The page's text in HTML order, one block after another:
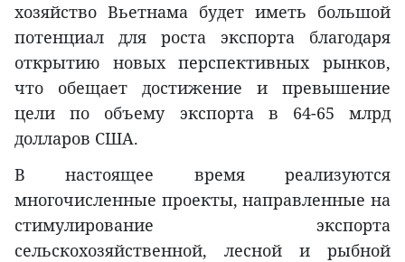
хозяйство Вьетнама будет иметь большой
потенциал для роста экспорта благодаря
открытию новых перспективных рынков,
что обещает достижение и превышение
цели по объему экспорта в 64-65 млрд
долларов США.
В настоящее время реализуются
многочисленные проекты, направленные на
стимулирование экспорта
сельскохозяйственной, лесной и рыбной